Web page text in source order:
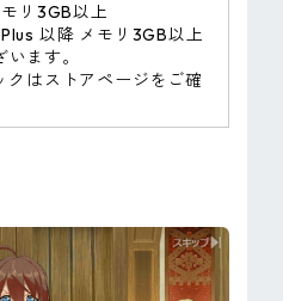
リ3GB以上
以降 メモリ3GB以上
ます。
はストアページをご確